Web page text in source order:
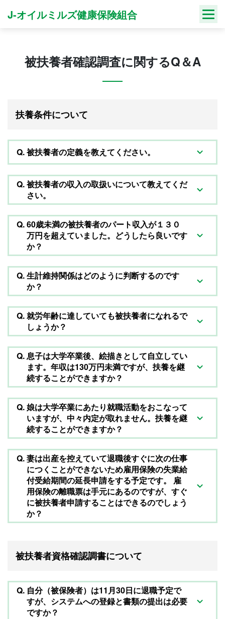
J-オイルミルズ健康保険組合
被扶養者確認調査に関するQ＆A
扶養条件について
Q.被扶養者の定義を教えてください。
Q.被扶養者の収入の取扱いについて教えてくだ
さい。
Q.60歳未満の被扶養者のパート収入が１３０
万円を超えていました。どうしたら良いです
か？
Q.生計維持関係はどのように判断するのです
か？
Q.就労年齢に達していても被扶養者になれるで
しょうか？
Q.息子は大学卒業後、絵描きとして自立してい
ます。年収は130万円未満ですが、扶養を継
続することができますか？
Q.娘は大学卒業にあたり就職活動をおこなって
いますが、中々内定が取れません。扶養を継
続することができますか？
Q.妻は出産を控えていて退職後すぐに次の仕事
につくことができないため雇用保険の失業給
付受給期間の延長申請をする予定です。 雇
用保険の離職票は手元にあるのですが、すぐ
に被扶養者申請することはできるのでしょう
か？
被扶養者資格確認調書について
Q. 自分（被保険者）は11月30日に退職予定で
すが、システムへの登録と書類の提出は必要
ですか？